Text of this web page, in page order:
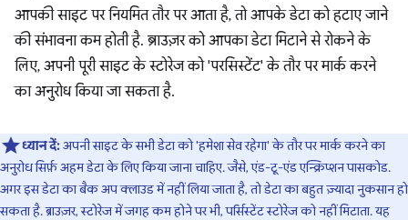
आपकी साइट पर नियमित तौर पर आता है, तो आपके डेटा को हटाए जाने
की संभावना कम होती है. ब्राउज़र को आपका डेटा मिटाने से रोकने के
लिए, अपनी पूरी साइट के स्टोरेज को 'परसिस्टेंट' के तौर पर मार्क करने
का अनुरोध किया जा सकता है.
ध्यान दें:अपनी साइट के सभी डेटा को 'हमेशा सेव रहेगा' के तौर पर मार्क करने का
अनुरोध सिर्फ़ अहम डेटा के लिए किया जाना चाहिए. जैसे, एंड-टू-एंड एन्क्रिप्शन पासकोड.
अगर इस डेटा का बैक अप क्लाउड में नहीं लिया जाता है, तो डेटा का बहुत ज़्यादा नुकसान हो
सकता है. ब्राउज़र, स्टोरेज में जगह कम होने पर भी, पर्सिस्टेंट स्टोरेज को नहीं मिटाता. यह